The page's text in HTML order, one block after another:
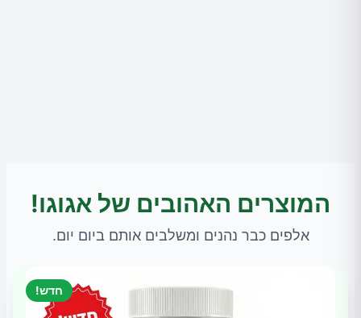
המוצרים האהובים של אגוגו!
אלפים כבר נהנים ומשלבים אותם ביום יום.
חדש!